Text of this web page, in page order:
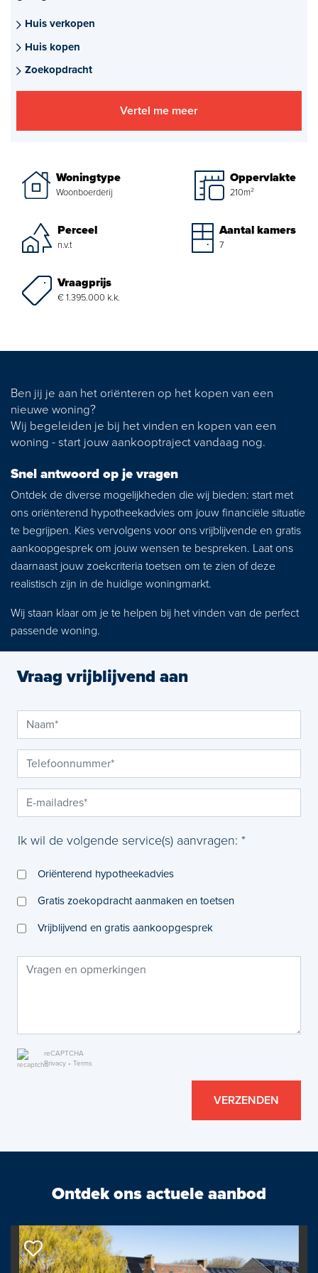
Aankoopmakelaar nieuwbouw
Hypotheekadvies
Projectadvies
Ons Team
Over Van Daal
Klantbeoordelingen
Vacatures
Nieuws
Contact
Huis verkopen
Huis kopen
Zoekopdracht
Vertel me meer
Woningtype
Woonboerderij
Oppervlakte
210m²
Perceel
n.v.t
Aantal kamers
7
Vraagprijs
€ 1.395.000 k.k.
Ben jij je aan het oriënteren op het kopen van een
nieuwe woning?
Wij begeleiden je bij het vinden en kopen van een
woning - start jouw aankooptraject vandaag nog.
Snel antwoord op je vragen
Ontdek de diverse mogelijkheden die wij bieden: start met
ons oriënterend hypotheekadvies om jouw financiële situatie
te begrijpen. Kies vervolgens voor ons vrijblijvende en gratis
aankoopgesprek om jouw wensen te bespreken. Laat ons
daarnaast jouw zoekcriteria toetsen om te zien of deze
realistisch zijn in de huidige woningmarkt.
Wij staan klaar om je te helpen bij het vinden van de perfect
passende woning.
Vraag vrijblijvend aan
Ik wil de volgende service(s) aanvragen: *
Oriënterend hypotheekadvies
Gratis zoekopdracht aanmaken en toetsen
Vrijblijvend en gratis aankoopgesprek
reCAPTCHA
Privacy • Terms
VERZENDEN
Ontdek ons actuele aanbod